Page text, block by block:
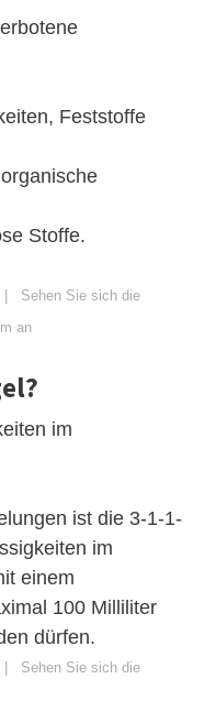
Feststoffe
Stoffe.
Sehen Sie sich die
an
im
ist die 3-1-1-
im
einem
100 Milliliter
dürfen.
Sehen Sie sich die